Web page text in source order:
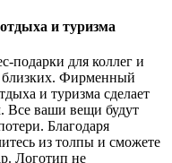
и туризма
для коллег и
Фирменный
и туризма сделает
Все ваши вещи будут
Благодаря
из толпы и сможете
Логотип не